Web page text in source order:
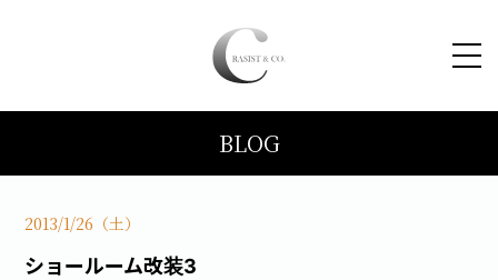
コンセプト
BLOG
2013/1/26（土）
ショールーム改装3